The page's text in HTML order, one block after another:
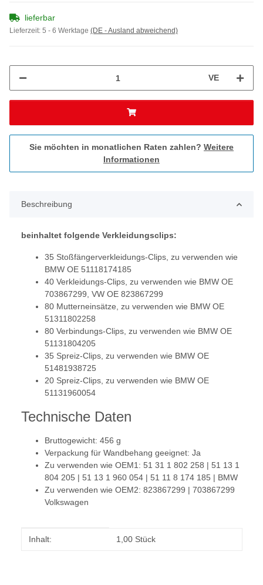
lieferbar
Lieferzeit: 5 - 6 Werktage (DE - Ausland abweichend)
VE
Sie möchten in monatlichen Raten zahlen? Weitere
Informationen
Beschreibung
beinhaltet folgende Verkleidungsclips:
35 Stoßfängerverkleidungs-Clips, zu verwenden wie
BMW OE 51118174185
40 Verkleidungs-Clips, zu verwenden wie BMW OE
703867299, VW OE 823867299
80 Mutterneinsätze, zu verwenden wie BMW OE
51311802258
80 Verbindungs-Clips, zu verwenden wie BMW OE
51131804205
35 Spreiz-Clips, zu verwenden wie BMW OE
51481938725
20 Spreiz-Clips, zu verwenden wie BMW OE
51131960054
Technische Daten
Bruttogewicht: 456 g
Verpackung für Wandbehang geeignet: Ja
Zu verwenden wie OEM1: 51 31 1 802 258 | 51 13 1
804 205 | 51 13 1 960 054 | 51 11 8 174 185 | BMW
Zu verwenden wie OEM2: 823867299 | 703867299
Volkswagen
Produkteigenschaft
Wert
Inhalt: 1,00 Stück